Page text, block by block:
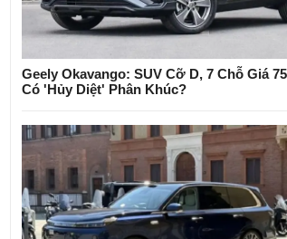
Geely Okavango: SUV Cỡ D, 7 Chỗ Giá
Có 'Hủy Diệt' Phân Khúc?